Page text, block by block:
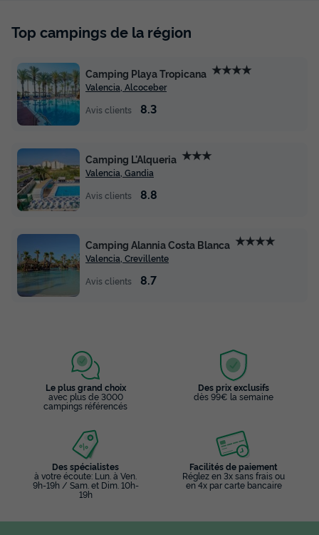
Top campings de la région
Camping Playa Tropicana ★★★★
Valencia, Alcoceber
Avis clients
8.3
Camping L'Alqueria ★★★
Valencia, Gandia
Avis clients
8.8
Camping Alannia Costa Blanca ★★★★
Valencia, Crevillente
Avis clients
8.7
Le plus grand choix
avec plus de 3000
campings référencés
Des prix exclusifs
dès 99€ la semaine
Des spécialistes
à votre écoute: Lun. à Ven.
9h-19h / Sam. et Dim. 10h-
19h
Facilités de paiement
Réglez en 3x sans frais ou
en 4x par carte bancaire